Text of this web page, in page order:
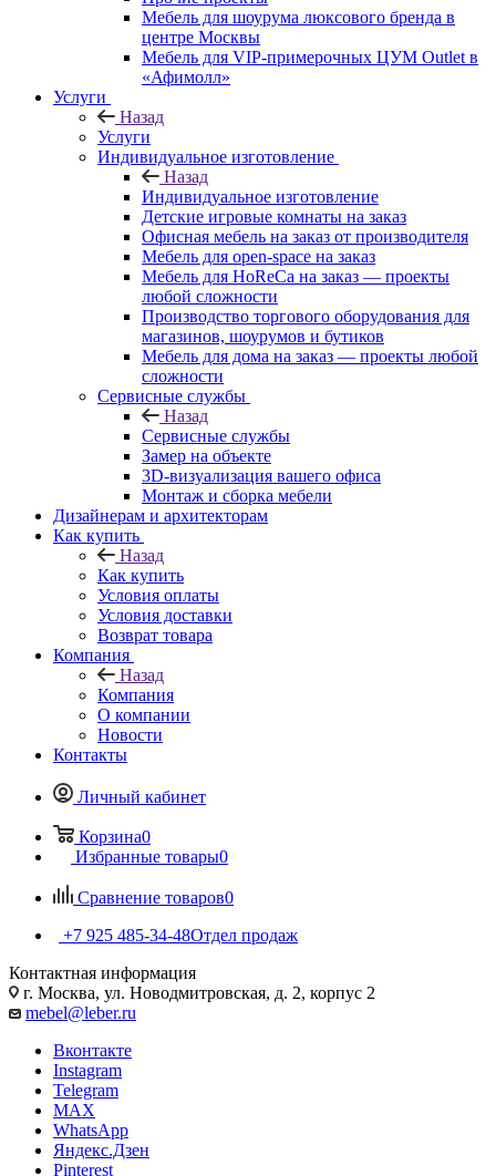
Мебель для шоурума люксового бренда в
центре Москвы
Мебель для VIP-примерочных ЦУМ Outlet в
«Афимолл»
Услуги
Назад
Услуги
Индивидуальное изготовление
Назад
Индивидуальное изготовление
Детские игровые комнаты на заказ
Офисная мебель на заказ от производителя
Мебель для open-space на заказ
Мебель для HoReCa на заказ — проекты
любой сложности
Производство торгового оборудования для
магазинов, шоурумов и бутиков
Мебель для дома на заказ — проекты любой
сложности
Сервисные службы
Назад
Сервисные службы
Замер на объекте
3D-визуализация вашего офиса
Монтаж и сборка мебели
Дизайнерам и архитекторам
Как купить
Назад
Как купить
Условия оплаты
Условия доставки
Возврат товара
Компания
Назад
Компания
О компании
Новости
Контакты
Личный кабинет
Корзина0
Избранные товары0
Сравнение товаров0
+7 925 485-34-48Отдел продаж
Контактная информация
г. Москва, ул. Новодмитровская, д. 2, корпус 2
mebel@leber.ru
Вконтакте
Instagram
Telegram
MAX
WhatsApp
Яндекс.Дзен
Pinterest